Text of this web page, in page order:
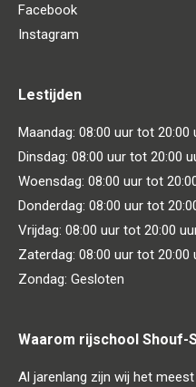
Facebook
Instagram
Lestijden
Maandag: 08:00 uur tot 20:00
Dinsdag: 08:00 uur tot 20:00
Woensdag: 08:00 uur tot
Donderdag: 08:00 uur tot
Vrijdag: 08:00 uur tot 20:00
Zaterdag: 08:00 uur tot 20:00
Zondag: Gesloten
Waarom rijschool Shouf-
Al jarenlang zijn wij het